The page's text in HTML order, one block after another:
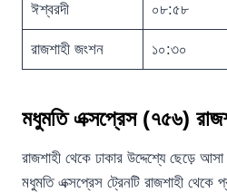
ঈশ্বরদী ০৮:৫৮
রাজশাহী জংশন ১০:৩০
মধুমতি এক্সপ্রেস (৭৫৬)
রাজশাহী থেকে ঢাকার উদ্দেশ্যে ছেড়ে
মধুমতি এক্সপ্রেস ট্রেনটি রাজশাহী থেকে